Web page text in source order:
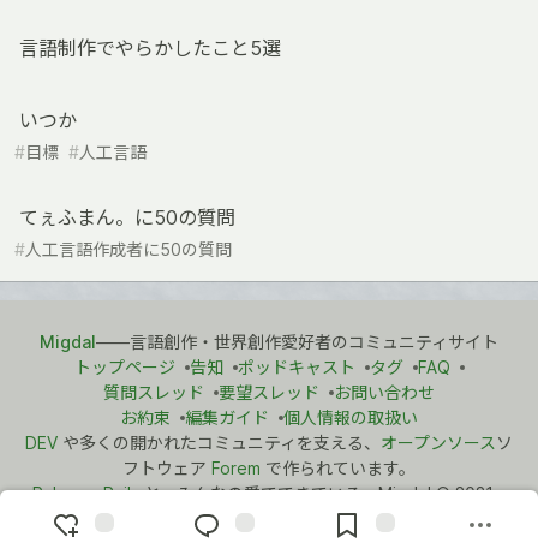
言語制作でやらかしたこと5選
いつか
#目標 #人工言語
てぇふまん。に50の質問
#人工言語作成者に50の質問
Migdal――言語創作・世界創作愛好者のコミュニティサイト
トップページ
告知 ポッドキャスト タグ
FAQ
質問スレッド
要望スレッド
お問い合わせ
お約束
編集ガイド
個人情報の取扱い
DEV や多くの開かれたコミュニティを支える、 オープンソース ソ
フトウェア Forem で作られています。
Ruby on Railsと、みんなの愛でできている。Migdal©2021 -
2026.